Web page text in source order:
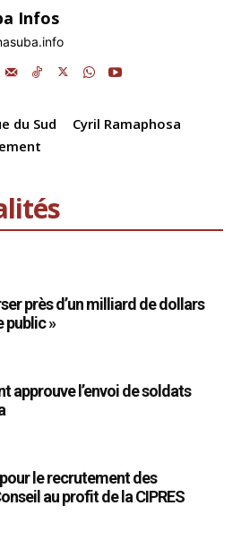
a
m
s
Infos
du Sud
Cyril Ramaphosa
près d’un milliard de dollars
public »
approuve l’envoi de soldats
le recrutement des
au profit de la CIPRES